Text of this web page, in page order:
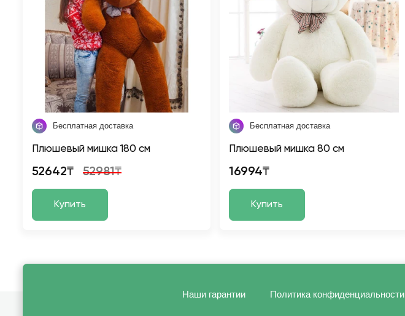
Бесплатная доставка
Плюшевый мишка 180 см
52642₸ 52981₸
Купить
Бесплатная доставка
Плюшевый мишка 80 см
16994₸
Купить
Наши гарантии Политика конфиденциальности